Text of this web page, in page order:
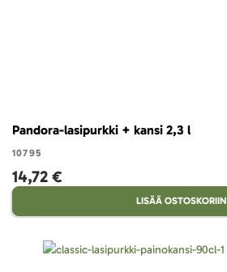
Pandora-lasipurkki + kansi 2,3 l
10795
14,72 €
LISÄÄ OSTOSKORIIN